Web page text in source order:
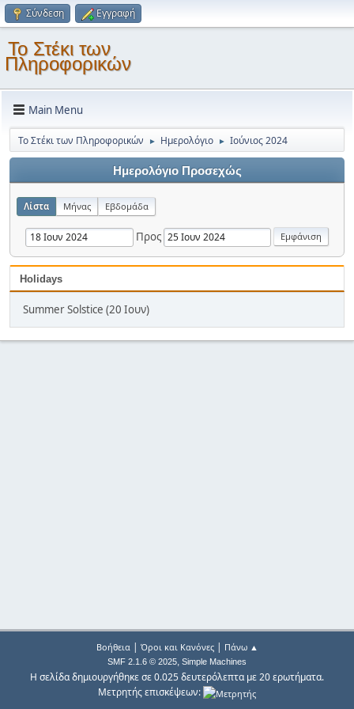
Σύνδεση Εγγραφή
Το Στέκι των
Πληροφορικών
Main Menu
Το Στέκι των Πληροφορικών ► Ημερολόγιο ► Ιούνιος 2024
Ημερολόγιο Προσεχώς
Λίστα Μήνας Εβδομάδα
Προς
Holidays
Summer Solstice (20 Ιουν)
Βοήθεια| Όροι και Κανόνες| Πάνω ▲
SMF 2.1.6 © 2025, Simple Machines
Η σελίδα δημιουργήθηκε σε 0.025 δευτερόλεπτα με 20 ερωτήματα.
Μετρητής επισκέψεων: